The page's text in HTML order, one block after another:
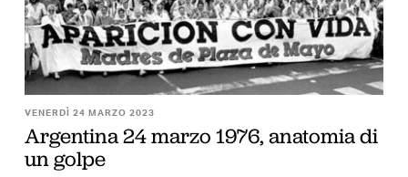
VENERDÌ 24 MARZO 2023
Argentina 24 marzo 1976, anatomia di
un golpe